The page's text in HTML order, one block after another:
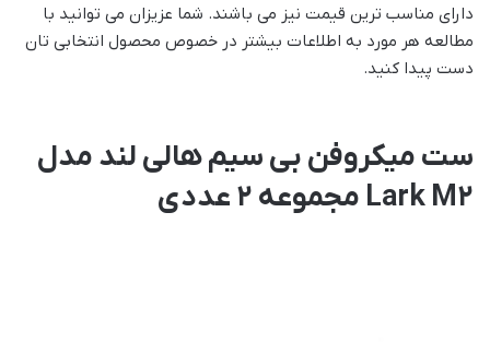
دارای مناسب ترین قیمت نیز می باشند. شما عزیزان می توانید با
مطالعه هر مورد به اطلاعات بیشتر در خصوص محصول انتخابی تان
دست پیدا کنید.
ست میکروفن بی سیم هالی لند مدل
Lark M2 مجموعه 2 عددی